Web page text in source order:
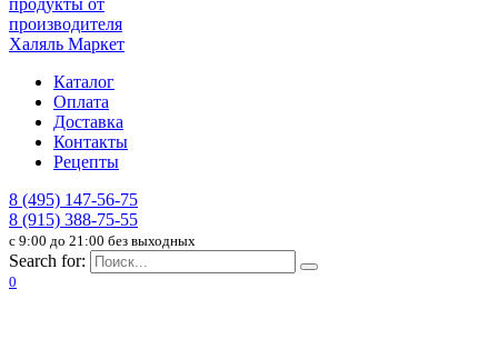
Каталог
Оплата
Доставка
Контакты
Рецепты
8 (495) 147-56-75
8 (915) 388-75-55
c 9:00 до 21:00 без выходных
Search for:
0